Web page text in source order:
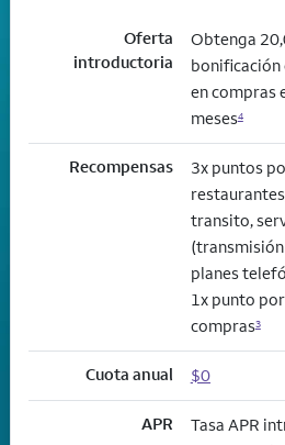
Oferta
introductoria
Obtenga
bonificación
en compras
meses4
Recompensas
3x puntos
transito,
planes
1x punto
compras3
Cuota anual $0
APR
Tasa APR